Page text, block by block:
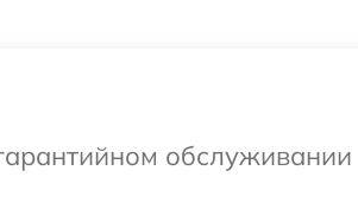
обслуживании